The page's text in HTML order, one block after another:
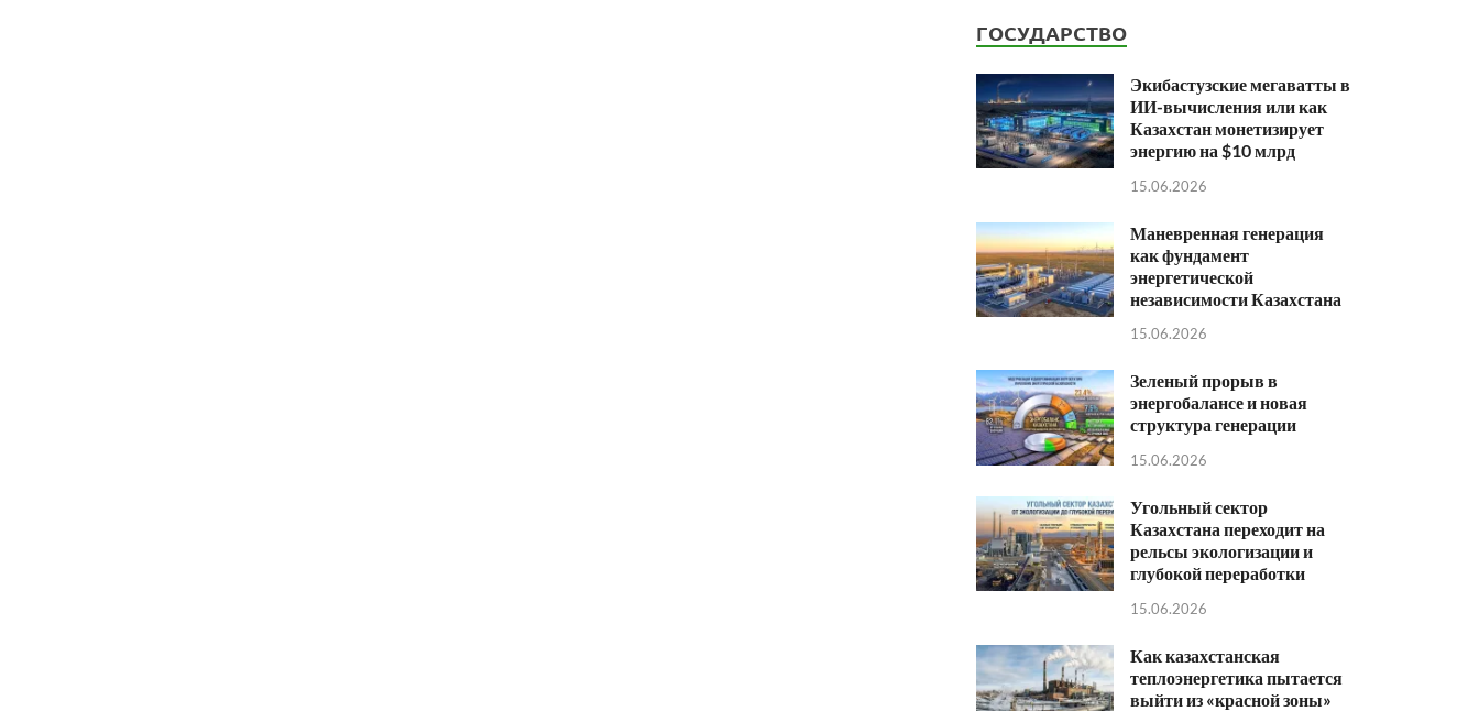
ГОСУДАРСТВО
Экибастузские мегаватты в
ИИ-вычисления или как
Казахстан монетизирует
энергию на $10 млрд
15.06.2026
Маневренная генерация
как фундамент
энергетической
независимости Казахстана
15.06.2026
Зеленый прорыв в
энергобалансе и новая
структура генерации
15.06.2026
Угольный сектор
Казахстана переходит на
рельсы экологизации и
глубокой переработки
15.06.2026
Как казахстанская
теплоэнергетика пытается
выйти из «красной зоны»